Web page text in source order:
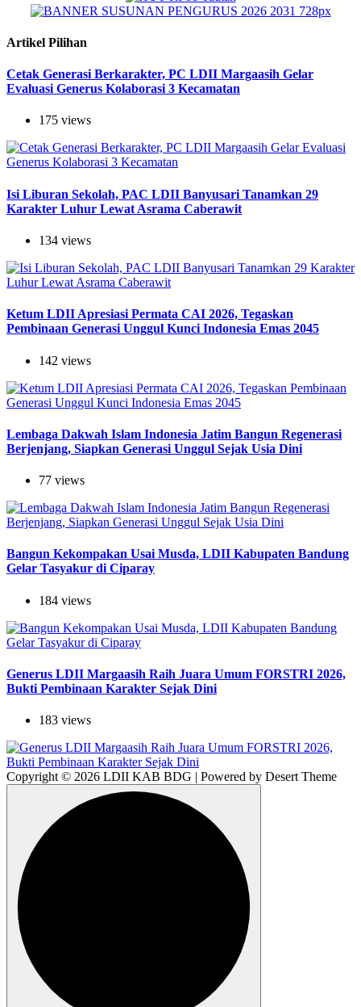
Artikel Pilihan
Cetak Generasi Berkarakter, PC LDII Margaasih Gelar
Evaluasi Generus Kolaborasi 3 Kecamatan
175 views
Isi Liburan Sekolah, PAC LDII Banyusari Tanamkan 29
Karakter Luhur Lewat Asrama Caberawit
134 views
Ketum LDII Apresiasi Permata CAI 2026, Tegaskan
Pembinaan Generasi Unggul Kunci Indonesia Emas 2045
142 views
Lembaga Dakwah Islam Indonesia Jatim Bangun Regenerasi
Berjenjang, Siapkan Generasi Unggul Sejak Usia Dini
77 views
Bangun Kekompakan Usai Musda, LDII Kabupaten Bandung
Gelar Tasyakur di Ciparay
184 views
Generus LDII Margaasih Raih Juara Umum FORSTRI 2026,
Bukti Pembinaan Karakter Sejak Dini
183 views
Copyright © 2026 LDII KAB BDG | Powered by Desert Theme